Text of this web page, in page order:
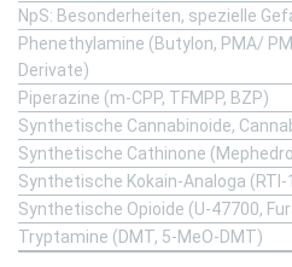
NpS: Besonderheiten, spezielle
Phenethylamine (Butylon, PMA/
Derivate)
Piperazine (m-CPP, TFMPP, BZP)
Synthetische Cannabinoide,
Synthetische Cathinone
Synthetische Kokain-Analoga
Synthetische Opioide (U-47700,
Tryptamine (DMT, 5-MeO-DMT)